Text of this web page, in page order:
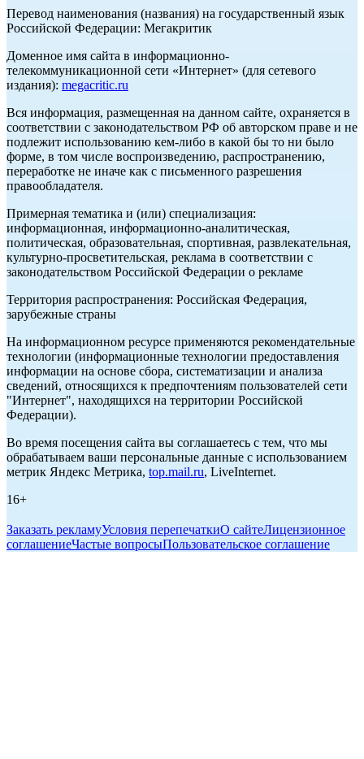
Перевод наименования (названия) на государственный язык
Российской Федерации: Мегакритик
Доменное имя сайта в информационно-
телекоммуникационной сети «Интернет» (для сетевого
издания): megacritic.ru
Вся информация, размещенная на данном сайте, охраняется в
соответствии с законодательством РФ об авторском праве и не
подлежит использованию кем-либо в какой бы то ни было
форме, в том числе воспроизведению, распространению,
переработке не иначе как с письменного разрешения
правообладателя.
Примерная тематика и (или) специализация:
информационная, информационно-аналитическая,
политическая, образовательная, спортивная, развлекательная,
культурно-просветительская, реклама в соответствии с
законодательством Российской Федерации о рекламе
Территория распространения: Российская Федерация,
зарубежные страны
На информационном ресурсе применяются рекомендательные
технологии (информационные технологии предоставления
информации на основе сбора, систематизации и анализа
сведений, относящихся к предпочтениям пользователей сети
"Интернет", находящихся на территории Российской
Федерации).
Во время посещения сайта вы соглашаетесь с тем, что мы
обрабатываем ваши персональные данные с использованием
метрик Яндекс Метрика, top.mail.ru, LiveInternet.
16+
Заказать рекламуУсловия перепечаткиО сайтеЛицензионное
соглашениеЧастые вопросыПользовательское соглашение